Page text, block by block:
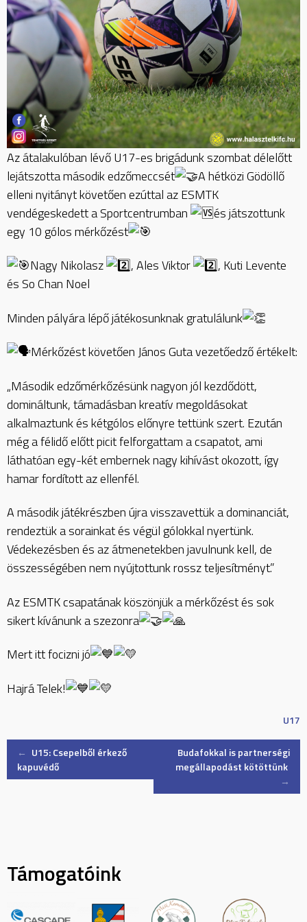
Az átalakulóban lévő U17-es brigádunk szombat délelőtt
lejátszotta második edzőmeccsét
A hétközi Gödöllő
elleni nyitányt követően ezúttal az ESMTK
vendégeskedett a Sportcentrumban
és játszottunk
egy 10 gólos mérkőzést
Nagy Nikolasz
, Ales Viktor
, Kuti Levente
és So Chan Noel
Minden pályára lépő játékosunknak gratulálunk
Mérkőzést követően János Guta vezetőedző értékelt:
„Második edzőmérkőzésünk nagyon jól kezdődött,
domináltunk, támadásban kreatív megoldásokat
alkalmaztunk és kétgólos előnyre tettünk szert. Ezután
még a félidő előtt picit felforgattam a csapatot, ami
láthatóan egy-két embernek nagy kihívást okozott, így
hamar fordított az ellenfél.
A második játékrészben újra visszavettük a dominanciát,
rendeztük a sorainkat és végül gólokkal nyertünk.
Védekezésben és az átmenetekben javulnunk kell, de
összességében nem nyújtottunk rossz teljesítményt.”
Az ESMTK csapatának köszönjük a mérkőzést és sok
sikert kívánunk a szezonra
Mert itt focizni jó
Hajrá Telek!
U17
Post
← U15: Csepelből érkező
kapuvédő
Budafokkal is partnerségi
megállapodást kötöttünk
→
Támogatóink